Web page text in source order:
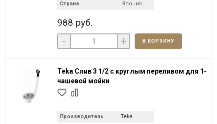
Страна
Япония
988 руб.
- + В КОРЗИНУ
Teka Слив 3 1/2 с круглым переливом для 1-
чашевой мойки
Производитель Teka